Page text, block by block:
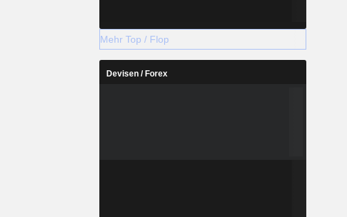
Mehr Top / Flop
Devisen / Forex